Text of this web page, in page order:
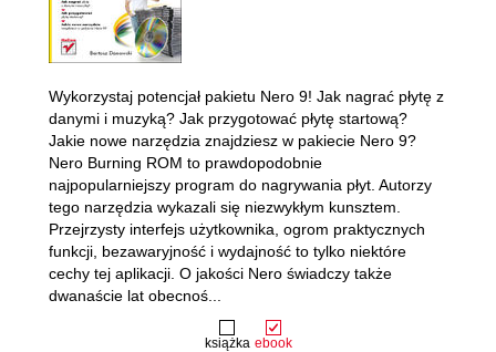
książka ebook
Wykorzystaj potencjał pakietu Nero 9! Jak nagrać płytę z
danymi i muzyką? Jak przygotować płytę startową?
Jakie nowe narzędzia znajdziesz w pakiecie Nero 9?
Nero Burning ROM to prawdopodobnie
najpopularniejszy program do nagrywania płyt. Autorzy
tego narzędzia wykazali się niezwykłym kunsztem.
Przejrzysty interfejs użytkownika, ogrom praktycznych
funkcji, bezawaryjność i wydajność to tylko niektóre
cechy tej aplikacji. O jakości Nero świadczy także
dwanaście lat obecnoś...